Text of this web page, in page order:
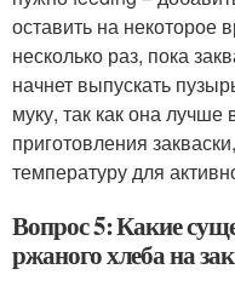
оставить на некоторое
несколько раз, пока
начнет выпускать
муку, так как она лучше
приготовления
температуру для
Вопрос 5: Какие
ржаного хлеба на